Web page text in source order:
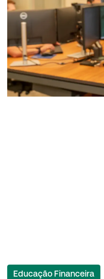
Educação Financeira